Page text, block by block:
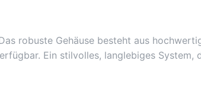
robuste Gehäuse besteht aus
Ein stilvolles, langlebiges System,